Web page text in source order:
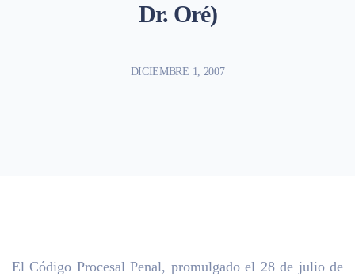
Dr. Oré)
DICIEMBRE 1, 2007
El Código Procesal Penal, promulgado el 28 de julio de